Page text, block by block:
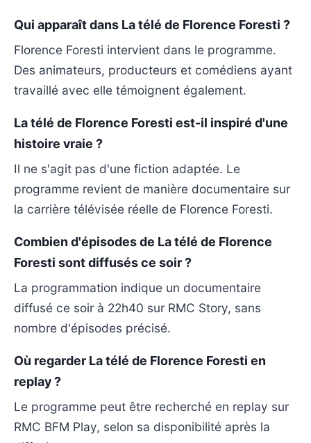
Qui apparaît dans La télé de Florence Foresti ?
Florence Foresti intervient dans le programme.
Des animateurs, producteurs et comédiens ayant
travaillé avec elle témoignent également.
La télé de Florence Foresti est-il inspiré d'une
histoire vraie ?
Il ne s'agit pas d'une fiction adaptée. Le
programme revient de manière documentaire sur
la carrière télévisée réelle de Florence Foresti.
Combien d'épisodes de La télé de Florence
Foresti sont diffusés ce soir ?
La programmation indique un documentaire
diffusé ce soir à 22h40 sur RMC Story, sans
nombre d'épisodes précisé.
Où regarder La télé de Florence Foresti en
replay ?
Le programme peut être recherché en replay sur
RMC BFM Play, selon sa disponibilité après la